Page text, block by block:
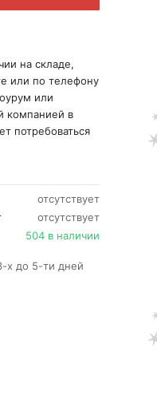
на складе,
или по телефону
или
компанией в
потребоваться
отсутствует
отсутствует
504 в наличии
х до 5-ти дней